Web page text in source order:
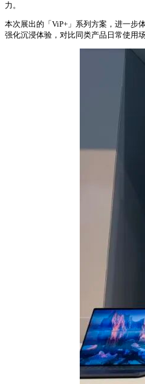
力。
本次展出的「ViP+」系列方案，进一步
强化沉浸体验，对比同类产品日常使用